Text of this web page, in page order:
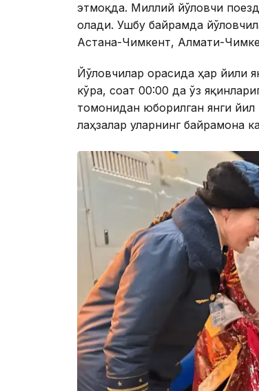
этмоқда. Миллий йўловчи
олади. Ушбу байрамда
Астана-Чимкент, Алмати-
Йўловчилар орасида ҳар йили
кўра, соат 00:00 да ўз
томонидан юборилган янги йил
лаҳзалар уларнинг байрамона